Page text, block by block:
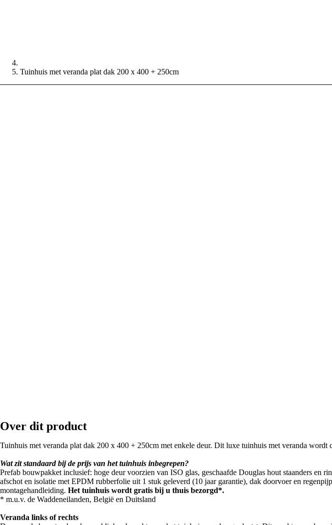
Tuinhuis met veranda plat dak 200 x 400 + 250cm
Over dit product
Tuinhuis met veranda plat dak 200 x 400 + 250cm met enkele deur. Dit luxe tuinhuis met veranda
Wat zit standaard bij de prijs van het tuinhuis inbegrepen?
Prefab bouwpakket inclusief: hoge deur voorzien van ISO glas, geschaafde Douglas hout staanders
afschot en isolatie met EPDM rubberfolie uit 1 stuk geleverd (10 jaar garantie), dak doorvoer en
montagehandleiding. Het tuinhuis wordt gratis bij u thuis bezorgd*.
* m.u.v. de Waddeneilanden, België en Duitsland
Veranda links of rechts